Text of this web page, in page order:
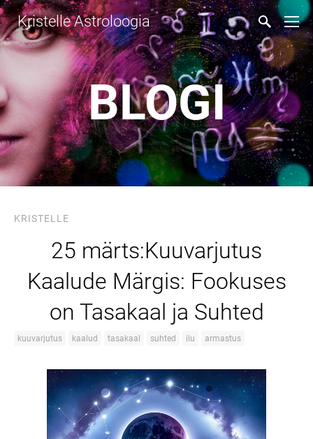
Kristelle Astroloogia
BLOGI
KRISTELLE
25 märts:Kuuvarjutus
Kaalude Märgis: Fookuses
on Tasakaal ja Suhted
kuuvarjutus kaalud tasakaal suhted ilu armastus